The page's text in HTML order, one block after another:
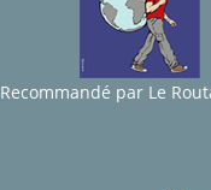
Recommandé par Le